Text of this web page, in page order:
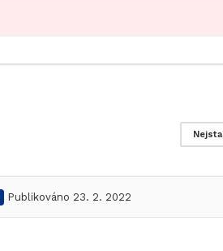
Publikováno 23. 2. 2022